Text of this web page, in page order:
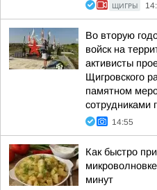
ЩИГРЫ
Во вторую
войск на
активисты
Щигровского
памятном
сотрудниками
14:55
Как быстро
минут